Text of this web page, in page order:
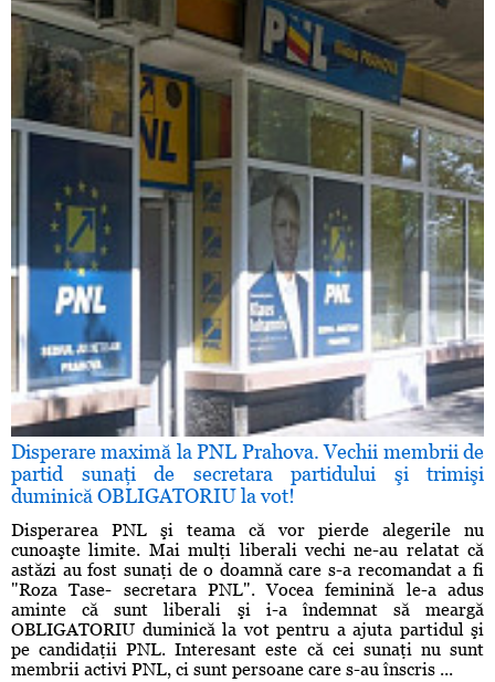
Disperare maximă la PNL Prahova. Vechii membrii de
partid sunaţi de secretara partidului şi trimişi
duminică OBLIGATORIU la vot!
Disperarea PNL şi teama că vor pierde alegerile nu
cunoaşte limite. Mai mulţi liberali vechi ne-au relatat că
astăzi au fost sunaţi de o doamnă care s-a recomandat a fi
"Roza Tase- secretara PNL". Vocea feminină le-a adus
aminte că sunt liberali şi i-a îndemnat să meargă
OBLIGATORIU duminică la vot pentru a ajuta partidul şi
pe candidaţii PNL. Interesant este că cei sunaţi nu sunt
membrii activi PNL, ci sunt persoane care s-au înscris ...